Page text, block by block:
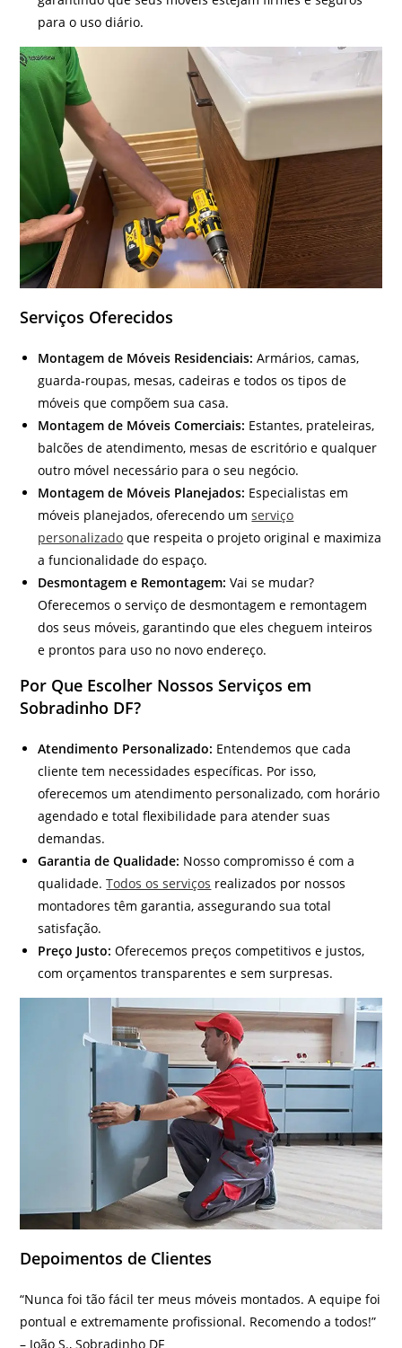
para o uso diário.
Serviços Oferecidos
Montagem de Móveis Residenciais: Armários, camas,
guarda-roupas, mesas, cadeiras e todos os tipos de
móveis que compõem sua casa.
Montagem de Móveis Comerciais: Estantes, prateleiras,
balcões de atendimento, mesas de escritório e qualquer
outro móvel necessário para o seu negócio.
Montagem de Móveis Planejados: Especialistas em
móveis planejados, oferecendo umserviço
personalizado que respeita o projeto original e maximiza
a funcionalidade do espaço.
Desmontagem e Remontagem: Vai se mudar?
Oferecemos o serviço de desmontagem e remontagem
dos seus móveis, garantindo que eles cheguem inteiros
e prontos para uso no novo endereço.
Por Que Escolher Nossos Serviços em
Sobradinho DF?
Atendimento Personalizado: Entendemos que cada
cliente tem necessidades específicas. Por isso,
oferecemos um atendimento personalizado, com horário
agendado e total flexibilidade para atender suas
demandas.
Garantia de Qualidade: Nosso compromisso é com a
qualidade.Todos os serviços realizados por nossos
montadores têm garantia, assegurando sua total
satisfação.
Preço Justo: Oferecemos preços competitivos e justos,
com orçamentos transparentes e sem surpresas.
Depoimentos de Clientes
“Nunca foi tão fácil ter meus móveis montados. A equipe foi
pontual e extremamente profissional. Recomendo a todos!”
– João S., Sobradinho DF